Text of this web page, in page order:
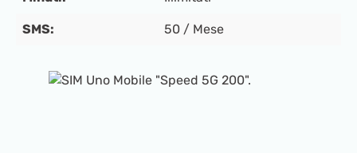
Salta la galleria di immagini
SMS: 50 / Mese